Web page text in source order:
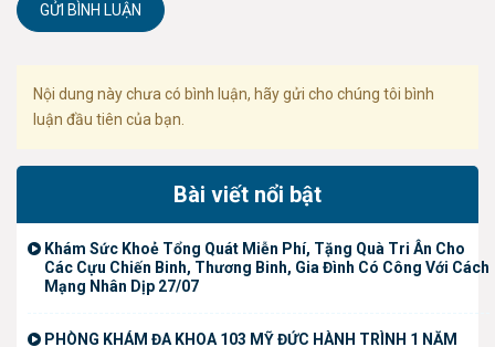
GỬI BÌNH LUẬN
Nội dung này chưa có bình luận, hãy gửi cho chúng tôi bình
luận đầu tiên của bạn.
Bài viết nổi bật
Khám Sức Khoẻ Tổng Quát Miễn Phí, Tặng Quà Tri Ân Cho
Các Cựu Chiến Binh, Thương Binh, Gia Đình Có Công Với Cách
Mạng Nhân Dịp 27/07
PHÒNG KHÁM ĐA KHOA 103 MỸ ĐỨC HÀNH TRÌNH 1 NĂM